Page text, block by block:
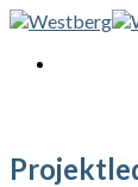
Skip
content